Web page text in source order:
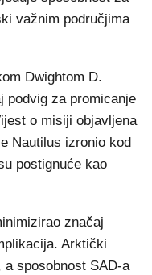
važnim područjima
Dwightom D.
podvig za promicanje
o misiji objavljena
Nautilus izronio kod
postignuće kao
značaj
Arktički
a sposobnost SAD-a